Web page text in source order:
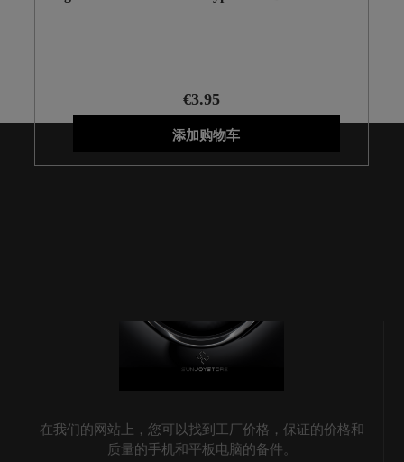
€3.95
添加购物车
在我们的网站上，您可以找到工厂价格，保证的价格和
质量的手机和平板电脑的备件。